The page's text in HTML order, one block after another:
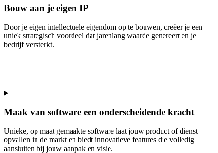
Bouw aan je eigen IP
Door je eigen intellectuele eigendom op te bouwen, creëer je een
uniek strategisch voordeel dat jarenlang waarde genereert en je
bedrijf versterkt.
Maak van software een onderscheidende kracht
Unieke, op maat gemaakte software laat jouw product of dienst
opvallen in de markt en biedt innovatieve features die volledig
aansluiten bij jouw aanpak en visie.